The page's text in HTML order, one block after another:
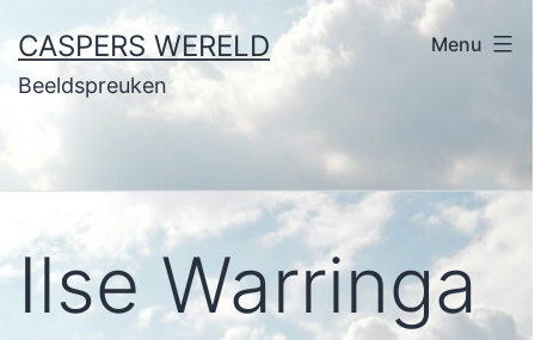
naar
de
CASPERS WERELD
Beeldspreuken
Menu
Ilse Warringa